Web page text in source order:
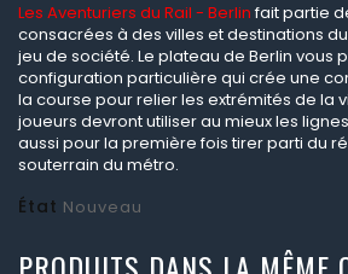
Les Aventuriers du Rail - Berlinfait partie
consacrées à des villes et destinations
jeu de société. Le plateau de Berlin vous
configuration particulière qui crée une
la course pour relier les extrémités de la
joueurs devront utiliser au mieux les
aussi pour la première fois tirer parti du
souterrain du métro.
État Nouveau